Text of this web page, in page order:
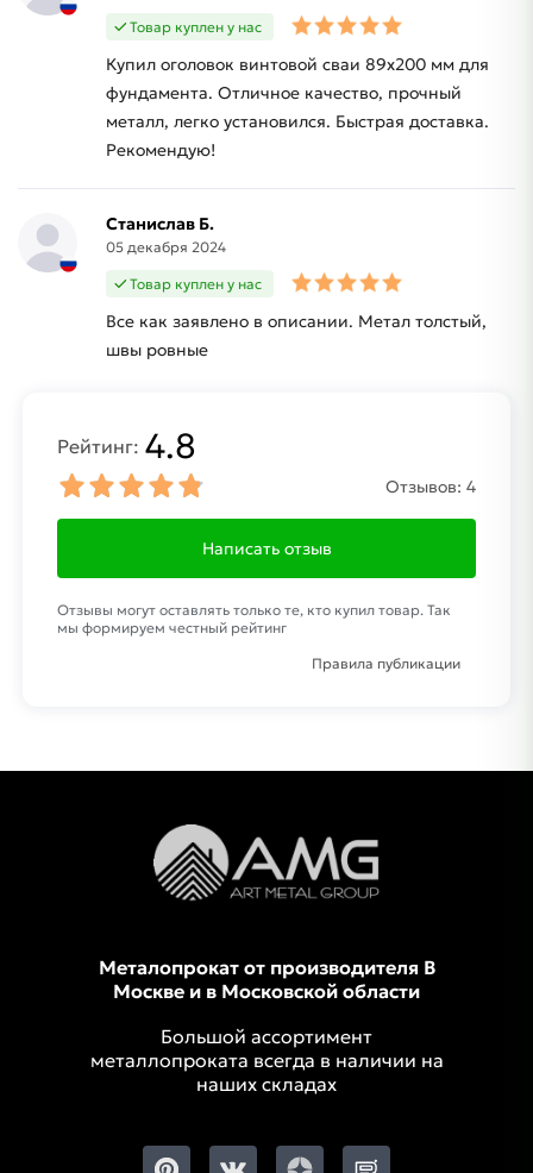
Товар куплен у нас
Купил оголовок винтовой сваи 89х200 мм для
фундамента. Отличное качество, прочный
металл, легко установился. Быстрая доставка.
Рекомендую!
Станислав Б.
05 декабря 2024
Товар куплен у нас
Все как заявлено в описании. Метал толстый,
швы ровные
Рейтинг: 4.8
Отзывов: 4
Написать отзыв
Отзывы могут оставлять только те, кто купил товар. Так
мы формируем честный рейтинг
Правила публикации
Металопрокат от производителя В
Москве и в Московской области
Большой ассортимент
металлопроката всегда в наличии на
наших складах